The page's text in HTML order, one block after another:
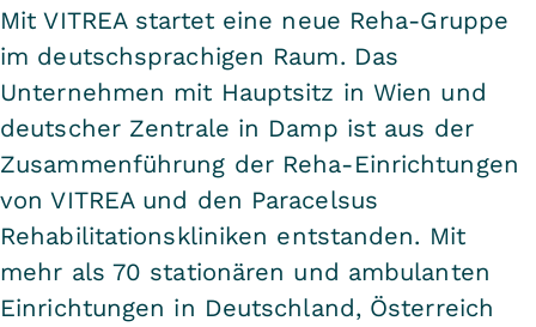
Mit VITREA startet eine neue Reha-Gruppe
im deutschsprachigen Raum. Das
Unternehmen mit Hauptsitz in Wien und
deutscher Zentrale in Damp ist aus der
Zusammenführung der Reha-Einrichtungen
von VITREA und den Paracelsus
Rehabilitationskliniken entstanden. Mit
mehr als 70 stationären und ambulanten
Einrichtungen in Deutschland, Österreich